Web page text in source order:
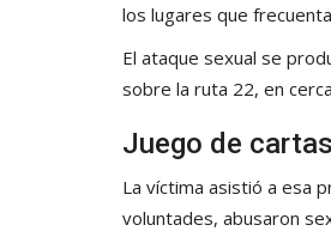
los lugares que
El ataque sexual se
sobre la ruta 22, en
Juego de
La víctima asistió a esa
voluntades, abusaron